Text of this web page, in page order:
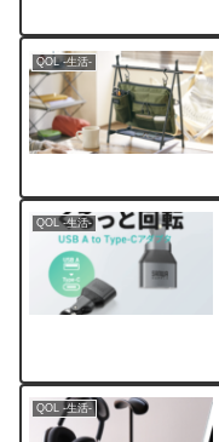
QOL -生活-
QOL -生活-
QOL -生活-